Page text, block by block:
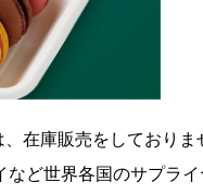
在庫販売をしておりま
ど世界各国のサプラ